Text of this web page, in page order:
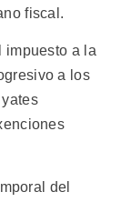
fiscal.
impuesto a la
a los
del